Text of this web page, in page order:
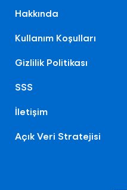
Hakkında
Kullanım Koşulları
Gizlilik Politikası
SSS
İletişim
Açık Veri Stratejisi